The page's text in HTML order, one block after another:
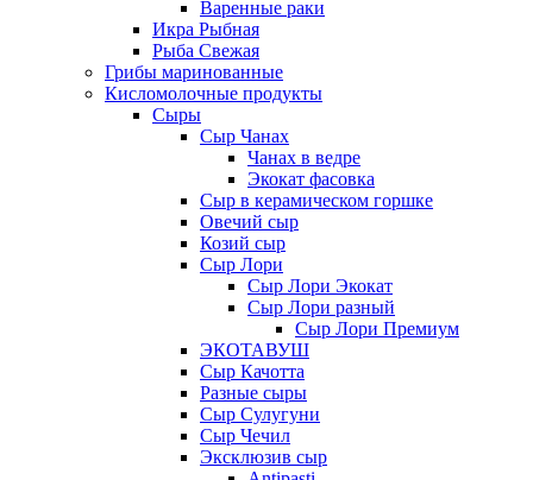
Варенные раки
Икра Рыбная
Рыба Свежая
Грибы маринованные
Кисломолочные продукты
Сыры
Сыр Чанах
Чанах в ведре
Экокат фасовка
Сыр в керамическом горшке
Овечий сыр
Козий сыр
Сыр Лори
Сыр Лори Экокат
Сыр Лори разный
Сыр Лори Премиум
ЭКОТАВУШ
Сыр Качотта
Разные сыры
Сыр Сулугуни
Сыр Чечил
Эксклюзив сыр